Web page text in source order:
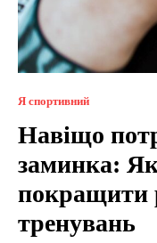
Я спортивний
Навіщо
заминка:
покращити
тренувань